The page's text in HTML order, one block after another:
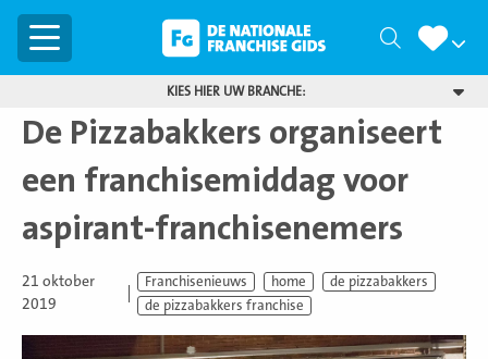
Menu Zoeken
KIES HIER UW BRANCHE:
De Pizzabakkers organiseert
een franchisemiddag voor
aspirant-franchisenemers
21 oktober
2019
Franchisenieuws home
de pizzabakkers
de pizzabakkers franchise